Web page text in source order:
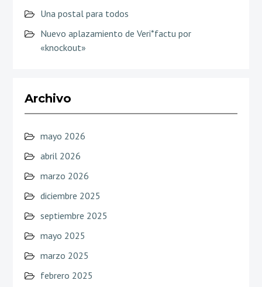
Una postal para todos
Nuevo aplazamiento de Veri*factu por
«knockout»
Archivo
mayo 2026
abril 2026
marzo 2026
diciembre 2025
septiembre 2025
mayo 2025
marzo 2025
febrero 2025